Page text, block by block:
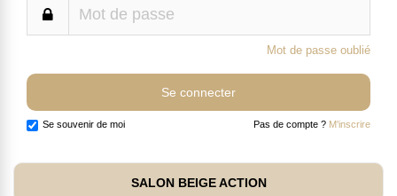
Mot de passe oublié
Se souvenir de moi Pas de compte ? M'inscrire
SALON BEIGE ACTION